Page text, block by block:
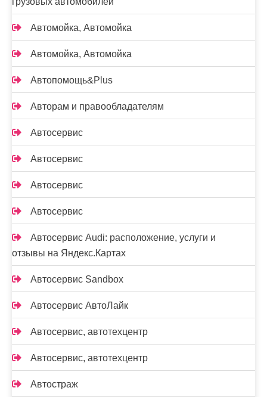
Автомойка, Автомойка
Автомойка, Автомойка
Автопомощь&Plus
Авторам и правообладателям
Автосервис
Автосервис
Автосервис
Автосервис
Автосервис Audi: расположение, услуги и
отзывы на Яндекс.Картах
Автосервис Sandbox
Автосервис АвтоЛайк
Автосервис, автотехцентр
Автосервис, автотехцентр
Автостраж